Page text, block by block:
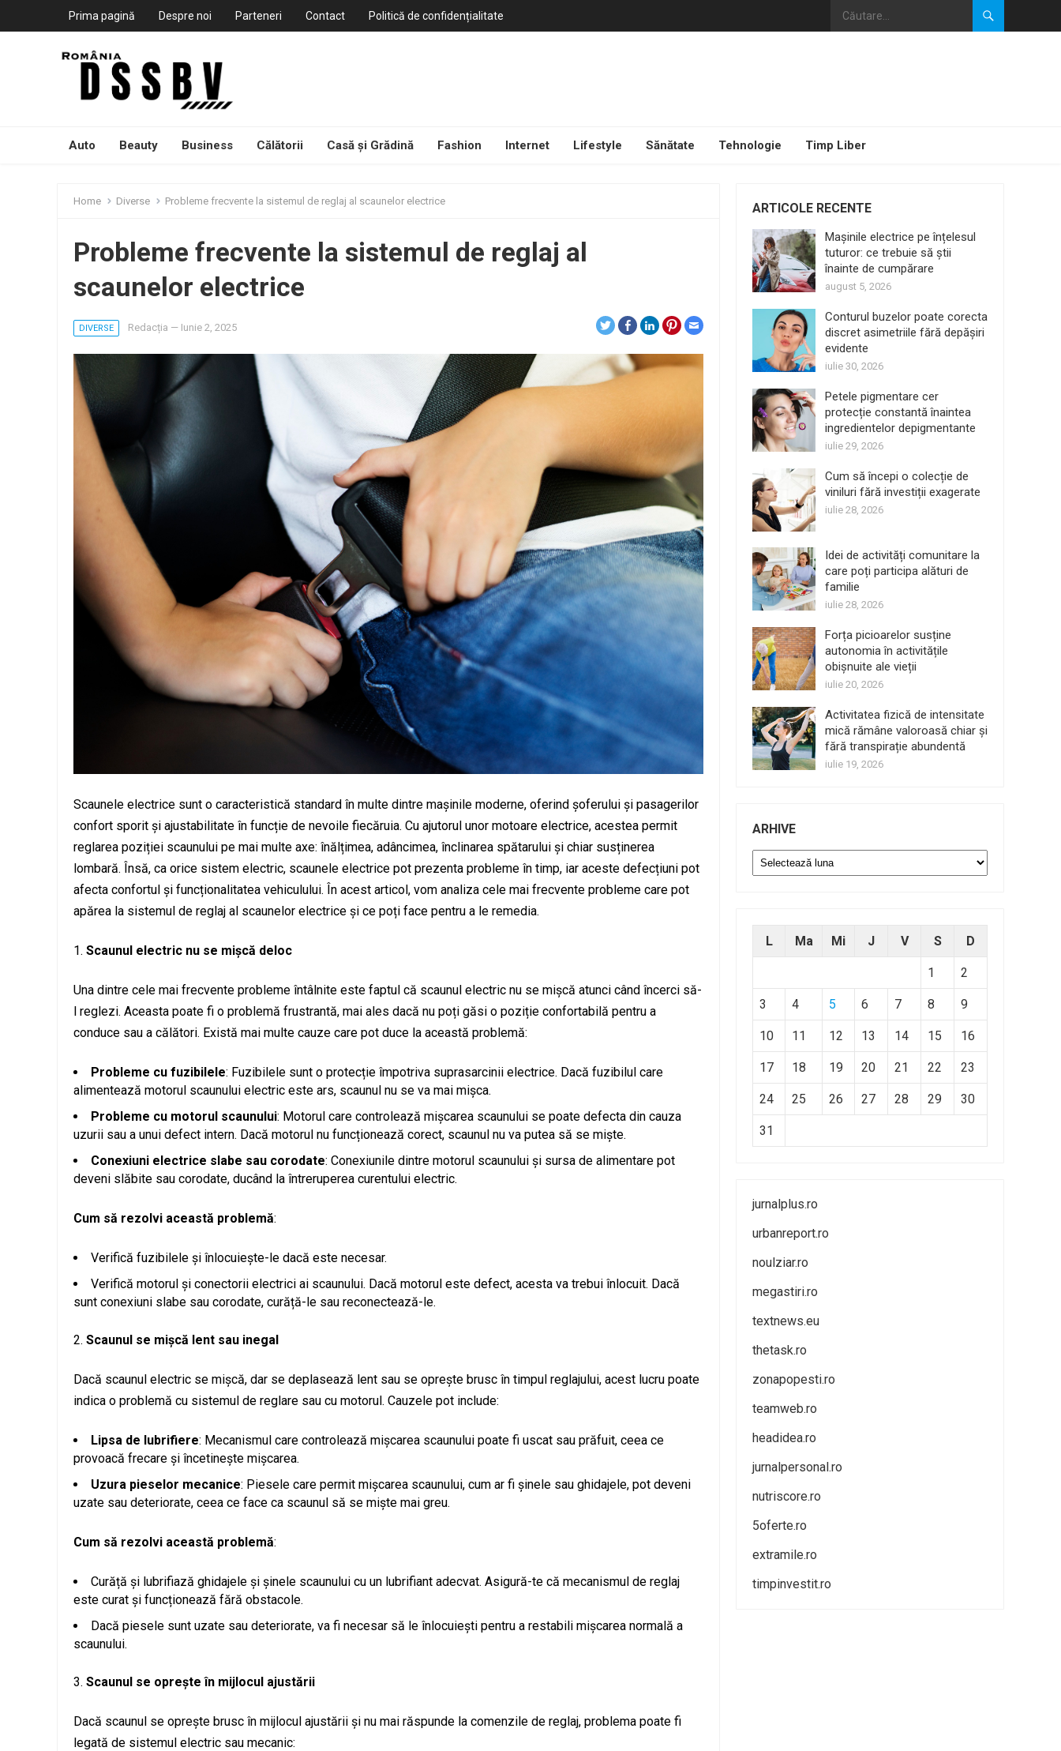
Prima pagină Despre noi Parteneri Contact Politică de confidențialitate
Auto Beauty Business Călătorii Casă și Grădină Fashion Internet Lifestyle Sănătate Tehnologie Timp Liber
Home Diverse Probleme frecvente la sistemul de reglaj al scaunelor electrice
Probleme frecvente la sistemul de reglaj al
scaunelor electrice
DIVERSE Redacția — Iunie 2, 2025
Scaunele electrice sunt o caracteristică standard în multe dintre mașinile moderne, oferind șoferului și pasagerilor
confort sporit și ajustabilitate în funcție de nevoile fiecăruia. Cu ajutorul unor motoare electrice, acestea permit
reglarea poziției scaunului pe mai multe axe: înălțimea, adâncimea, înclinarea spătarului și chiar susținerea
lombară. Însă, ca orice sistem electric, scaunele electrice pot prezenta probleme în timp, iar aceste defecțiuni pot
afecta confortul și funcționalitatea vehiculului. În acest articol, vom analiza cele mai frecvente probleme care pot
apărea la sistemul de reglaj al scaunelor electrice și ce poți face pentru a le remedia.
Scaunul electric nu se mișcă deloc
Una dintre cele mai frecvente probleme întâlnite este faptul că scaunul electric nu se mișcă atunci când încerci să-
l reglezi. Aceasta poate fi o problemă frustrantă, mai ales dacă nu poți găsi o poziție confortabilă pentru a
conduce sau a călători. Există mai multe cauze care pot duce la această problemă:
Probleme cu fuzibilele: Fuzibilele sunt o protecție împotriva suprasarcinii electrice. Dacă fuzibilul care
alimentează motorul scaunului electric este ars, scaunul nu se va mai mișca.
Probleme cu motorul scaunului: Motorul care controlează mișcarea scaunului se poate defecta din cauza
uzurii sau a unui defect intern. Dacă motorul nu funcționează corect, scaunul nu va putea să se miște.
Conexiuni electrice slabe sau corodate: Conexiunile dintre motorul scaunului și sursa de alimentare pot
deveni slăbite sau corodate, ducând la întreruperea curentului electric.
Cum să rezolvi această problemă:
Verifică fuzibilele și înlocuiește-le dacă este necesar.
Verifică motorul și conectorii electrici ai scaunului. Dacă motorul este defect, acesta va trebui înlocuit. Dacă
sunt conexiuni slabe sau corodate, curăță-le sau reconectează-le.
Scaunul se mișcă lent sau inegal
Dacă scaunul electric se mișcă, dar se deplasează lent sau se oprește brusc în timpul reglajului, acest lucru poate
indica o problemă cu sistemul de reglare sau cu motorul. Cauzele pot include:
Lipsa de lubrifiere: Mecanismul care controlează mișcarea scaunului poate fi uscat sau prăfuit, ceea ce
provoacă frecare și încetinește mișcarea.
Uzura pieselor mecanice: Piesele care permit mișcarea scaunului, cum ar fi șinele sau ghidajele, pot deveni
uzate sau deteriorate, ceea ce face ca scaunul să se miște mai greu.
Cum să rezolvi această problemă:
Curăță și lubrifiază ghidajele și șinele scaunului cu un lubrifiant adecvat. Asigură-te că mecanismul de reglaj
este curat și funcționează fără obstacole.
Dacă piesele sunt uzate sau deteriorate, va fi necesar să le înlocuiești pentru a restabili mișcarea normală a
scaunului.
Scaunul se oprește în mijlocul ajustării
Dacă scaunul se oprește brusc în mijlocul ajustării și nu mai răspunde la comenzile de reglaj, problema poate fi
legată de sistemul electric sau mecanic:
ARTICOLE RECENTE
Mașinile electrice pe înțelesul
tuturor: ce trebuie să știi
înainte de cumpărare
august 5, 2026
Conturul buzelor poate corecta
discret asimetriile fără depășiri
evidente
iulie 30, 2026
Petele pigmentare cer
protecție constantă înaintea
ingredientelor depigmentante
iulie 29, 2026
Cum să începi o colecție de
viniluri fără investiții exagerate
iulie 28, 2026
Idei de activități comunitare la
care poți participa alături de
familie
iulie 28, 2026
Forța picioarelor susține
autonomia în activitățile
obișnuite ale vieții
iulie 20, 2026
Activitatea fizică de intensitate
mică rămâne valoroasă chiar și
fără transpirație abundentă
iulie 19, 2026
ARHIVE
Arhive
L Ma Mi J V S D
1 2
3 4 5 6 7 8 9
10 11 12 13 14 15 16
17 18 19 20 21 22 23
24 25 26 27 28 29 30
31
jurnalplus.ro
urbanreport.ro
noulziar.ro
megastiri.ro
textnews.eu
thetask.ro
zonapopesti.ro
teamweb.ro
headidea.ro
jurnalpersonal.ro
nutriscore.ro
5oferte.ro
extramile.ro
timpinvestit.ro